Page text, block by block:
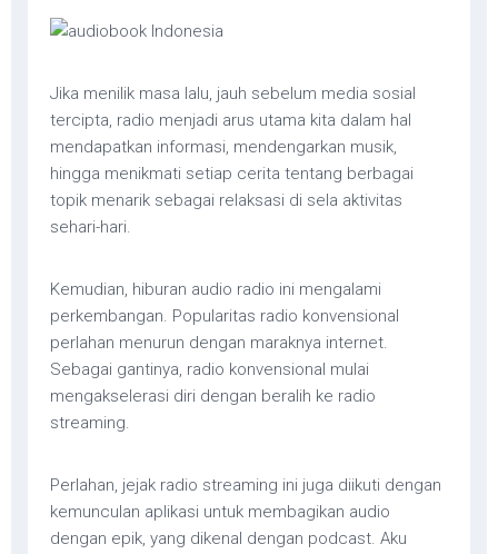
Jika menilik masa lalu, jauh sebelum media sosial
tercipta, radio menjadi arus utama kita dalam hal
mendapatkan informasi, mendengarkan musik,
hingga menikmati setiap cerita tentang berbagai
topik menarik sebagai relaksasi di sela aktivitas
sehari-hari.
Kemudian, hiburan audio radio ini mengalami
perkembangan. Popularitas radio konvensional
perlahan menurun dengan maraknya internet.
Sebagai gantinya, radio konvensional mulai
mengakselerasi diri dengan beralih ke radio
streaming.
Perlahan, jejak radio streaming ini juga diikuti dengan
kemunculan aplikasi untuk membagikan audio
dengan epik, yang dikenal dengan podcast. Aku